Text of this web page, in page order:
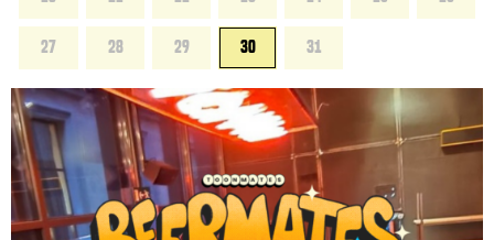
27 28 29 30 31